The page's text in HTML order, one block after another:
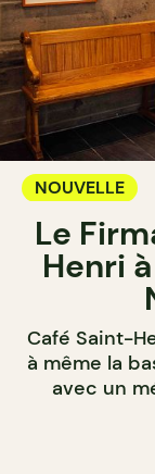
NOUVELLE
Le
Henri
Café Saint-
à même la
avec un